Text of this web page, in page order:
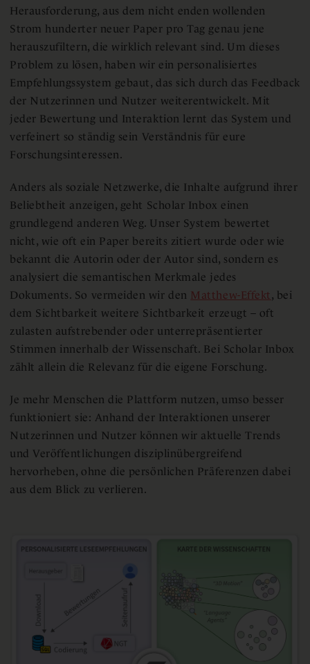
Herausforderung, aus dem nicht enden wollenden
Strom hunderter neuer Paper pro Tag genau jene
herauszufiltern, die wirklich relevant sind. Um dieses
Problem zu lösen, haben wir ein personalisiertes
Empfehlungssystem gebaut, das sich durch das Feedback
der Nutzerinnen und Nutzer weiterentwickelt. Mit
jeder Bewertung und Interaktion lernt das System und
verfeinert so ständig sein Verständnis für eure
Forschungsinteressen.
Anders als soziale Netzwerke, die Inhalte aufgrund ihrer
Beliebtheit anzeigen, geht Scholar Inbox einen
grundlegend anderen Weg. Unser System bewertet
nicht, wie oft ein Paper bereits zitiert wurde oder wie
bekannt die Autorin oder der Autor sind, sondern es
analysiert die semantischen Merkmale jedes
Dokuments. So vermeiden wir den Matthew-Effekt, bei
dem Sichtbarkeit weitere Sichtbarkeit erzeugt – oft
zulasten aufstrebender oder unterrepräsentierter
Stimmen innerhalb der Wissenschaft. Bei Scholar Inbox
zählt allein die Relevanz für die eigene Forschung.
Je mehr Menschen die Plattform nutzen, umso besser
funktioniert sie: Anhand der Interaktionen unserer
Nutzerinnen und Nutzer können wir aktuelle Trends
und Veröffentlichungen disziplinübergreifend
hervorheben, ohne die persönlichen Präferenzen dabei
aus dem Blick zu verlieren.